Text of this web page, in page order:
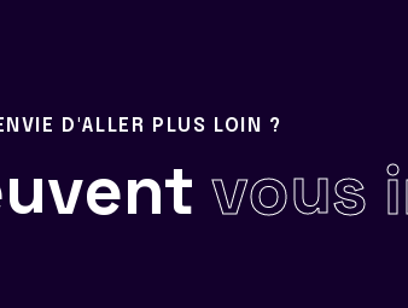
D'ALLER PLUS LOIN ?
vous